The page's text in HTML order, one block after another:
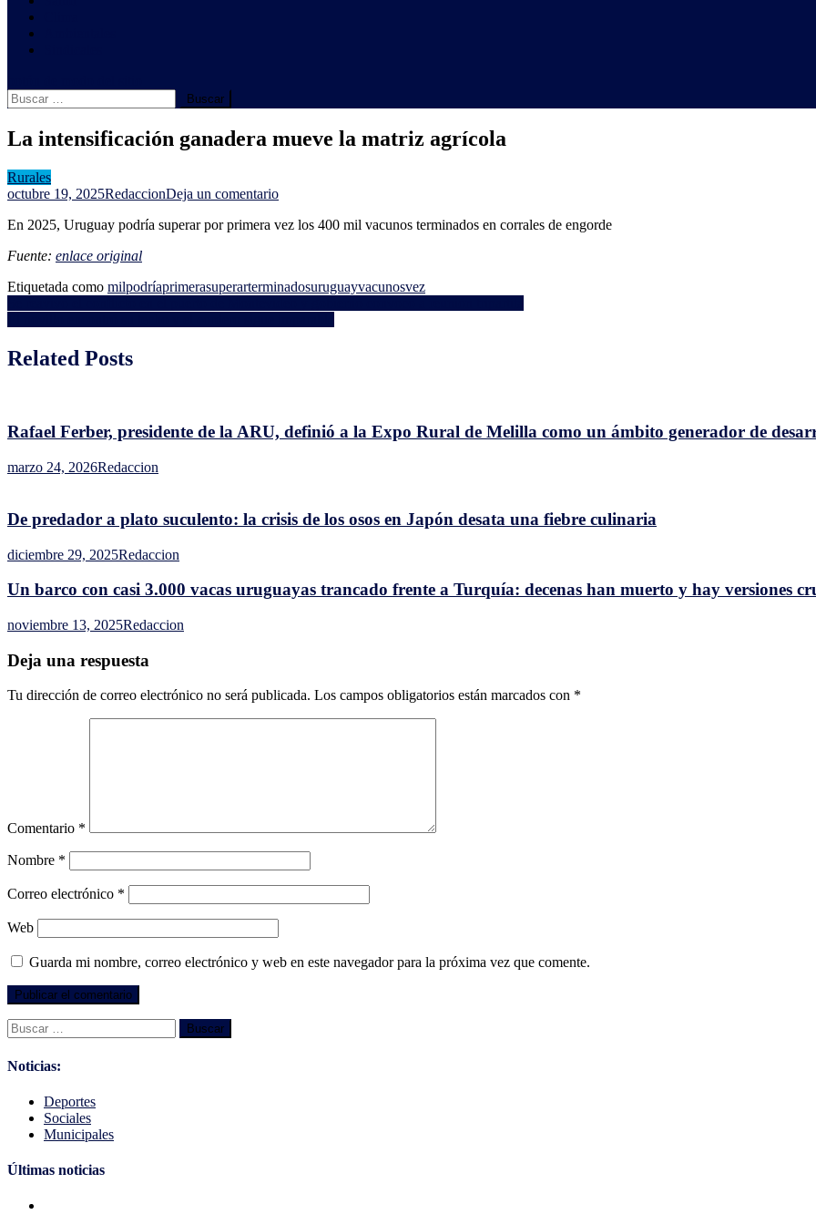
Buscar:
La intensificación ganadera mueve la matriz agrícola
Rurales
octubre 19, 2025RedaccionDeja un comentarioen
intensificación
matriz
agrícola
En 2025, Uruguay podría superar por primera vez los 400 mil vacunos terminados en corrales de engorde
Fuente: enlace original
Etiquetada como milpodríaprimerasuperarterminadosuruguayvacunosvez
Navegación
de
entradas
Related Posts
Rafael Ferber, presidente de la ARU, definió a la Expo Rural de Melilla como un ámbito generador de
marzo 24, 2026Redaccion
De predador a plato suculento: la crisis de los osos en Japón desata una fiebre culinaria
diciembre 29, 2025Redaccion
Un barco con casi 3.000 vacas uruguayas trancado frente a Turquía: decenas han muerto y hay versiones
noviembre 13, 2025Redaccion
Deja una respuesta
Tu dirección de correo electrónico no será publicada. Los campos obligatorios están marcados con *
Comentario *
Nombre *
Correo electrónico *
Web
Guarda mi nombre, correo electrónico y web en este navegador para la próxima vez que comente.
Buscar:
Noticias:
Deportes
Sociales
Municipales
Últimas noticias